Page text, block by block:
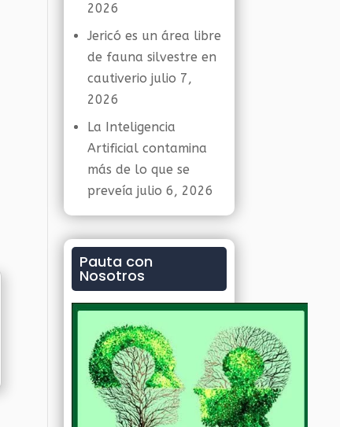
2026
Jericó es un área libre
de fauna silvestre en
cautiverio julio 7,
2026
La Inteligencia
Artificial contamina
más de lo que se
preveía julio 6, 2026
Pauta con
Nosotros